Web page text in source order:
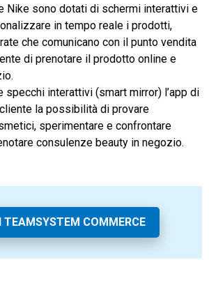
Nike sono dotati di schermi interattivi e
in tempo reale i prodotti,
che comunicano con il punto vendita
di prenotare il prodotto online e
specchi interattivi (smart mirror) l’app di
la possibilità di provare
sperimentare e confrontare
consulenze beauty in negozio.
TEAMSYSTEM COMMERCE